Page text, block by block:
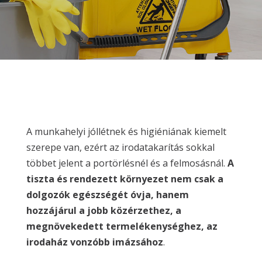
A munkahelyi jóllétnek és higiéniának kiemelt
szerepe van, ezért az irodatakarítás sokkal
többet jelent a portörlésnél és a felmosásnál. A
tiszta és rendezett környezet nem csak a
dolgozók egészségét óvja, hanem
hozzájárul a jobb közérzethez, a
megnövekedett termelékenységhez, az
irodaház vonzóbb imázsához.